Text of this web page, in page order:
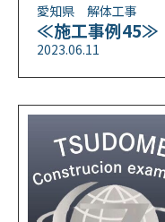
愛知県 解体工事
≪施工事例45≫
2023.06.11